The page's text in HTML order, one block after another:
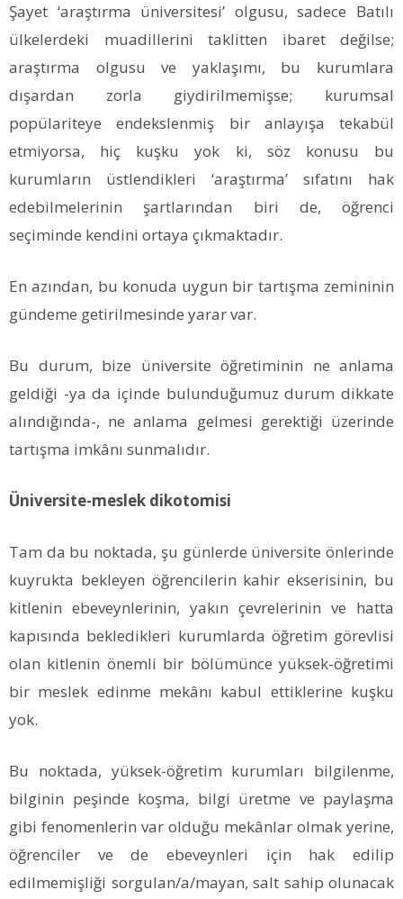
Şayet ‘araştırma üniversitesi’ olgusu, sadece Batılı
ülkelerdeki muadillerini taklitten ibaret değilse;
araştırma olgusu ve yaklaşımı, bu kurumlara
dışardan zorla giydirilmemişse; kurumsal
popülariteye endekslenmiş bir anlayışa tekabül
etmiyorsa, hiç kuşku yok ki, söz konusu bu
kurumların üstlendikleri ‘araştırma’ sıfatını hak
edebilmelerinin şartlarından biri de, öğrenci
seçiminde kendini ortaya çıkmaktadır.
En azından, bu konuda uygun bir tartışma zemininin
gündeme getirilmesinde yarar var.
Bu durum, bize üniversite öğretiminin ne anlama
geldiği -ya da içinde bulunduğumuz durum dikkate
alındığında-, ne anlama gelmesi gerektiği üzerinde
tartışma imkânı sunmalıdır.
Üniversite-meslek dikotomisi
Tam da bu noktada, şu günlerde üniversite önlerinde
kuyrukta bekleyen öğrencilerin kahir ekserisinin, bu
kitlenin ebeveynlerinin, yakın çevrelerinin ve hatta
kapısında bekledikleri kurumlarda öğretim görevlisi
olan kitlenin önemli bir bölümünce yüksek-öğretimi
bir meslek edinme mekânı kabul ettiklerine kuşku
yok.
Bu noktada, yüksek-öğretim kurumları bilgilenme,
bilginin peşinde koşma, bilgi üretme ve paylaşma
gibi fenomenlerin var olduğu mekânlar olmak yerine,
öğrenciler ve de ebeveynleri için hak edilip
edilmemişliği sorgulan/a/mayan, salt sahip olunacak